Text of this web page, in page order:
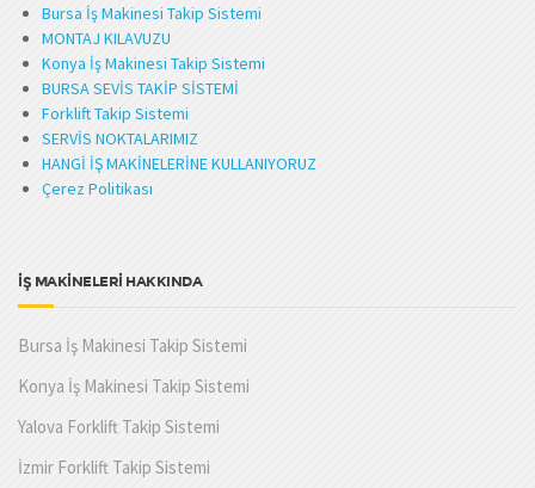
Bursa İş Makinesi Takip Sistemi
MONTAJ KILAVUZU
Konya İş Makinesi Takip Sistemi
BURSA SEVİS TAKİP SİSTEMİ
Forklift Takip Sistemi
SERVİS NOKTALARIMIZ
HANGİ İŞ MAKİNELERİNE KULLANIYORUZ
Çerez Politikası
İŞ MAKİNELERİ HAKKINDA
Bursa İş Makinesi Takip Sistemi
Konya İş Makinesi Takip Sistemi
Yalova Forklift Takip Sistemi
İzmir Forklift Takip Sistemi